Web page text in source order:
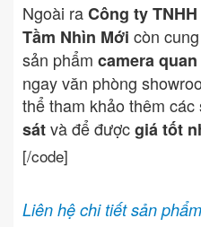
Ngoài raCông ty
Tầm Nhìn Mới còn
sản phẩm camera
ngay văn phòng
thể tham khảo thêm các
sátvà để đượcgiá tốt
[/code]
Liên hệ chi tiết sản phẩm